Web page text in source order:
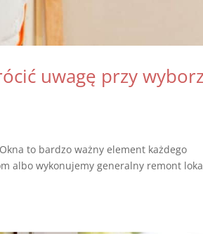
uwagę przy
to bardzo ważny element każdego
albo wykonujemy generalny remont